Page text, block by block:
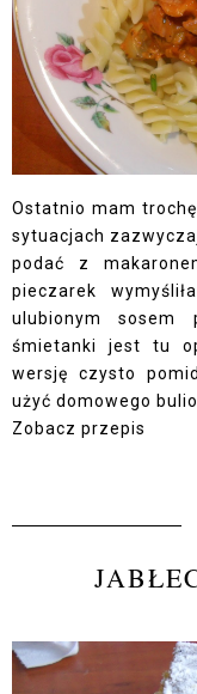
Ostatnio mam
sytuacjach
podać z
pieczarek
ulubionym sosem
śmietanki jest tu
wersję czysto
użyć domowego
Zobacz przepis